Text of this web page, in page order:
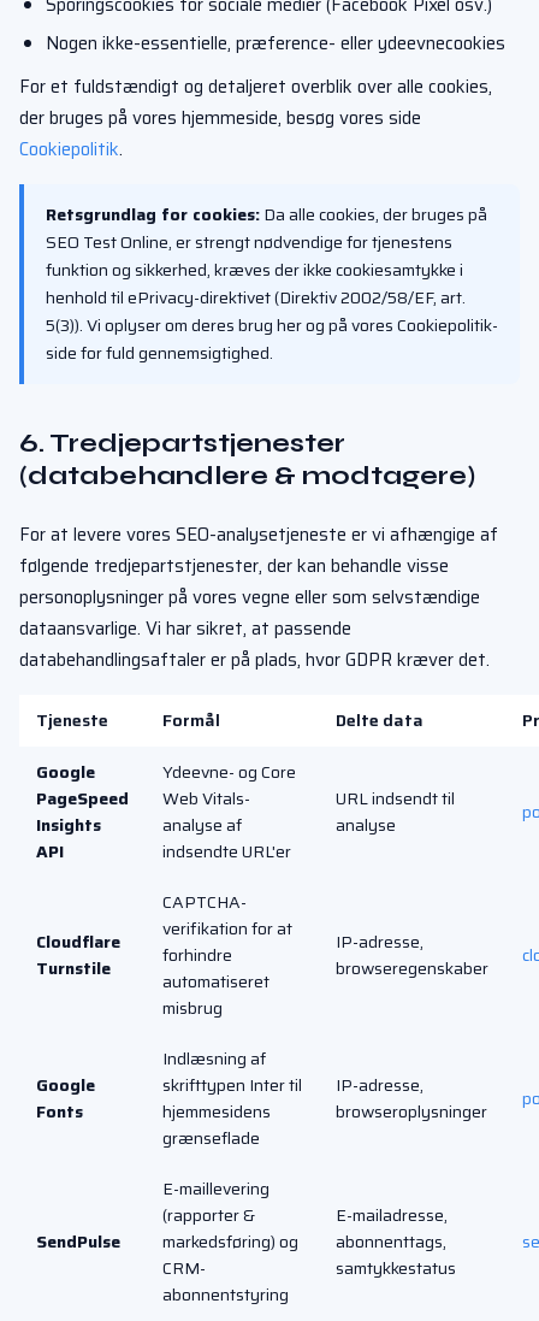
Nogen ikke-essentielle, præference- eller ydeevnecookies
For et fuldstændigt og detaljeret overblik over alle cookies,
der bruges på vores hjemmeside, besøg vores side
Cookiepolitik.
Retsgrundlag for cookies:Da alle cookies, der bruges på
SEO Test Online, er strengt nødvendige for tjenestens
funktion og sikkerhed, kræves der ikke cookiesamtykke i
henhold til ePrivacy-direktivet (Direktiv 2002/58/EF, art.
5(3)). Vi oplyser om deres brug her og på vores Cookiepolitik-
side for fuld gennemsigtighed.
6. Tredjepartstjenester
(databehandlere & modtagere)
For at levere vores SEO-analysetjeneste er vi afhængige af
følgende tredjepartstjenester, der kan behandle visse
personoplysninger på vores vegne eller som selvstændige
dataansvarlige. Vi har sikret, at passende
databehandlingsaftaler er på plads, hvor GDPR kræver det.
Tjeneste Formål Delte data
Google
PageSpeed
Insights
API
Ydeevne- og Core
Web Vitals-
analyse af
indsendte URL'er
URL indsendt til
analyse
Cloudflare
Turnstile
CAPTCHA-
verifikation for at
forhindre
automatiseret
misbrug
IP-adresse,
browseregenskaber
Google
Fonts
Indlæsning af
skrifttypen Inter til
hjemmesidens
grænseflade
IP-adresse,
browseroplysninger
SendPulse
E-maillevering
(rapporter &
markedsføring) og
CRM-
abonnentstyring
E-mailadresse,
abonnenttags,
samtykkestatus